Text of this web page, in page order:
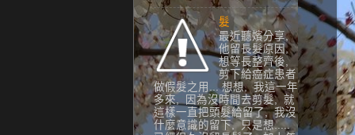
髮
最近聽嬪分享,
他留長髮原因,
想等長整齊後,
剪下給癌症患者
做假髮之用... 想想, 我這一年
多來, 因為沒時間去剪髮, 就
這樣一直把頭髮給留了, 我沒
什麼意識的留下, 只是想.....